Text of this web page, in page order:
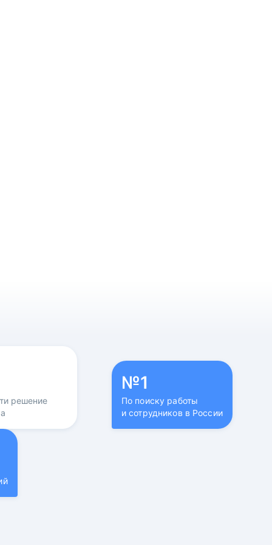
решение
№1
По поиску работы
и сотрудников в России